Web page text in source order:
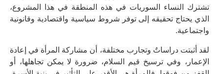
تشترك النساء السوريات في هذه المنطقة في هذا المشروع،
الذي يحتاج تحقيقه إلى توفر شروط سياسية واقتصادية وقانونية
واجتماعية.
لقد أثبتت دراساتٌ وتجارب مختلفة، أن مشاركة المرأة في إعادة
الإعمار، وفي ترسيخ قيم السلام، ضرورة لا يمكن تجاهلها، أو